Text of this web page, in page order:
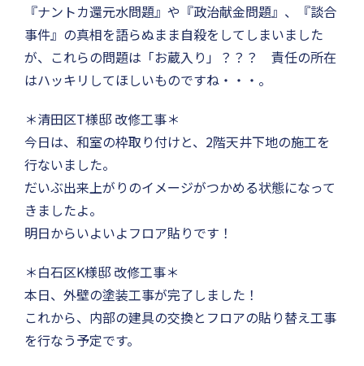
『ナントカ還元水問題』や『政治献金問題』、『談合
事件』の真相を語らぬまま自殺をしてしまいました
が、これらの問題は「お蔵入り」？？？ 責任の所在
はハッキリしてほしいものですね・・・。
＊清田区T様邸 改修工事＊
今日は、和室の枠取り付けと、2階天井下地の施工を
行ないました。
だいぶ出来上がりのイメージがつかめる状態になって
きましたよ。
明日からいよいよフロア貼りです！
＊白石区K様邸 改修工事＊
本日、外壁の塗装工事が完了しました！
これから、内部の建具の交換とフロアの貼り替え工事
を行なう予定です。